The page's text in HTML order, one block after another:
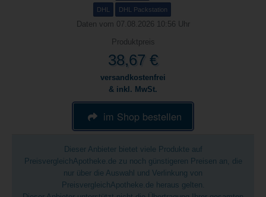
DHL DHL Packstation
Daten vom 07.08.2026 10:56 Uhr
Produktpreis
38,67 €
versandkostenfrei
& inkl. MwSt.
im Shop bestellen
Dieser Anbieter bietet viele Produkte auf
PreisvergleichApotheke.de zu noch günstigeren Preisen an, die
nur über die Auswahl und Verlinkung von
PreisvergleichApotheke.de heraus gelten.